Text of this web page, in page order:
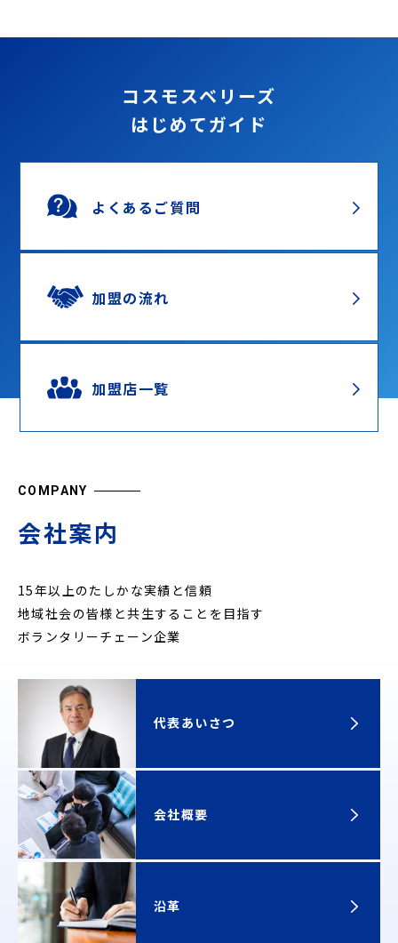
コスモスベリーズ
はじめてガイド
よくあるご質問
加盟の流れ
加盟店一覧
COMPANY
会社案内
15年以上のたしかな実績と信頼
地域社会の皆様と共生することを目指す
ボランタリーチェーン企業
代表あいさつ
会社概要
沿革